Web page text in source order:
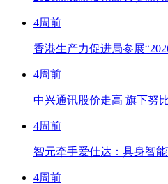
4周前
香港生产力促进局参展
4周前
中兴通讯股价走高 旗下努
4周前
智元牵手爱仕达：具身智
4周前